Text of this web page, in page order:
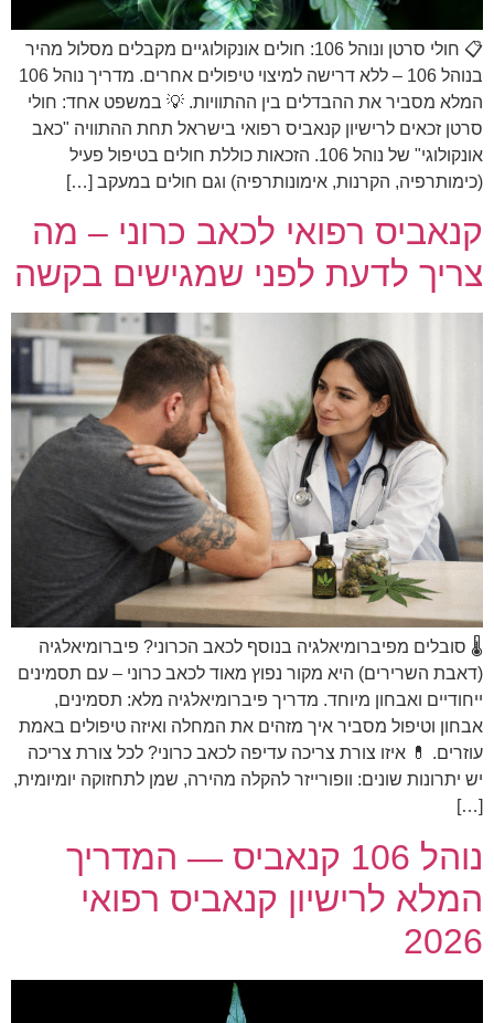
📋 חולי סרטן ונוהל 106: חולים אונקולוגיים מקבלים מסלול מהיר
בנוהל 106 – ללא דרישה למיצוי טיפולים אחרים. מדריך נוהל 106
המלא מסביר את ההבדלים בין ההתוויות. 💡 במשפט אחד: חולי
סרטן זכאים לרישיון קנאביס רפואי בישראל תחת ההתוויה "כאב
אונקולוגי" של נוהל 106. הזכאות כוללת חולים בטיפול פעיל
(כימותרפיה, הקרנות, אימונותרפיה) וגם חולים במעקב […]
קנאביס רפואי לכאב כרוני – מה
צריך לדעת לפני שמגישים בקשה
🌡️ סובלים מפיברומיאלגיה בנוסף לכאב הכרוני? פיברומיאלגיה
(דאבת השרירים) היא מקור נפוץ מאוד לכאב כרוני – עם תסמינים
ייחודיים ואבחון מיוחד. מדריך פיברומיאלגיה מלא: תסמינים,
אבחון וטיפול מסביר איך מזהים את המחלה ואיזה טיפולים באמת
עוזרים. 💊 איזו צורת צריכה עדיפה לכאב כרוני? לכל צורת צריכה
יש יתרונות שונים: וופורייזר להקלה מהירה, שמן לתחזוקה יומיומית,
[…]
נוהל 106 קנאביס — המדריך
המלא לרישיון קנאביס רפואי
2026